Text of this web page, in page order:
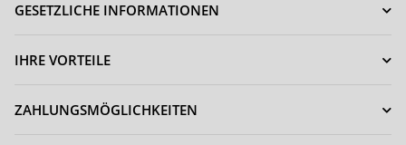
GESETZLICHE INFORMATIONEN
IHRE VORTEILE
ZAHLUNGSMÖGLICHKEITEN